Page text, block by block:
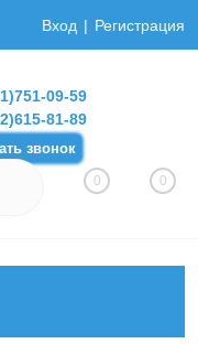
Вход Регистрация
09-59
81-89
звонок
0 0